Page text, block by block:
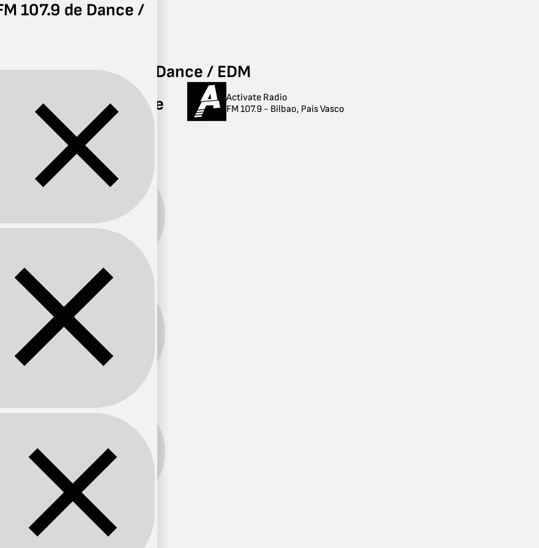
Radios FM 107.9 de Dance / EDM
Radios FM 107.9 de
Dance / EDM
/ EDM
Banda:
Frecuencia:
Provincia
País Vasco
Activate Radio
FM 107.9 - Bilbao, País Vasco
107.9 de Dance /